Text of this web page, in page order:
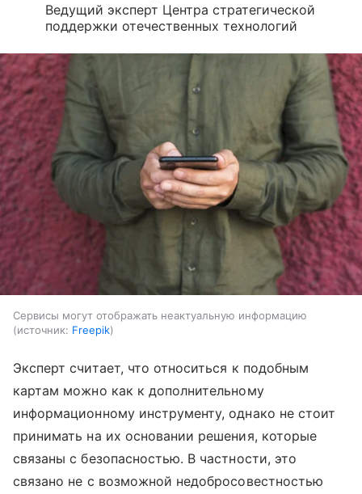
Ведущий эксперт Центра стратегической
поддержки отечественных технологий
Сервисы могут отображать неактуальную информацию
источник: Freepik
Эксперт считает, что относиться к подобным
картам можно как к дополнительному
информационному инструменту, однако не стоит
принимать на их основании решения, которые
связаны с безопасностью. В частности, это
связано не с возможной недобросовестностью